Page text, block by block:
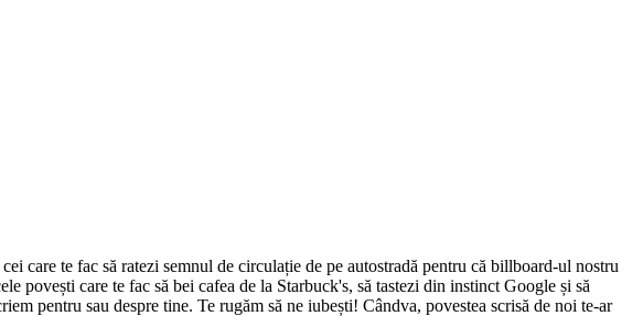
care te fac să ratezi semnul de circulație de pe autostradă pentru că billboard-ul nostru
care te fac să bei cafea de la Starbuck's, să tastezi din instinct Google și să
pentru sau despre tine. Te rugăm să ne iubești! Cândva, povestea scrisă de noi te-ar